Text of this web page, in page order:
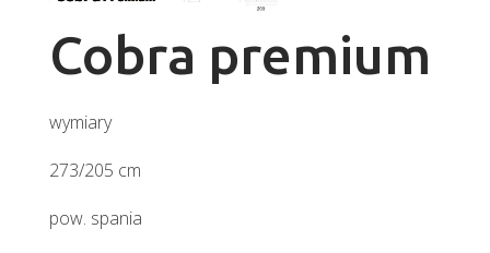
Cobra premium
wymiary
273/205 cm
pow. spania